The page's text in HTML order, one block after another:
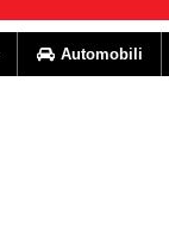
Automobili